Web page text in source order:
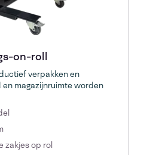
on-roll
verpakken en
magazijnruimte worden
zakjes op rol